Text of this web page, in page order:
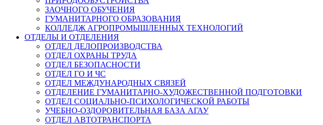
ЗАОЧНОГО ОБУЧЕНИЯ
ГУМАНИТАРНОГО ОБРАЗОВАНИЯ
КОЛЛЕДЖ АГРОПРОМЫШЛЕННЫХ ТЕХНОЛОГИЙ
ОТДЕЛЫ И ОТДЕЛЕНИЯ
ОТДЕЛ ДЕЛОПРОИЗВОДСТВА
ОТДЕЛ ОХРАНЫ ТРУДА
ОТДЕЛ БЕЗОПАСНОСТИ
ОТДЕЛ ГО И ЧС
ОТДЕЛ МЕЖДУНАРОДНЫХ СВЯЗЕЙ
ОТДЕЛЕНИЕ ГУМАНИТАРНО-ХУДОЖЕСТВЕННОЙ ПОДГОТОВКИ
ОТДЕЛ СОЦИАЛЬНО-ПСИХОЛОГИЧЕСКОЙ РАБОТЫ
УЧЕБНО-ОЗДОРОВИТЕЛЬНАЯ БАЗА АГАУ
ОТДЕЛ АВТОТРАНСПОРТА